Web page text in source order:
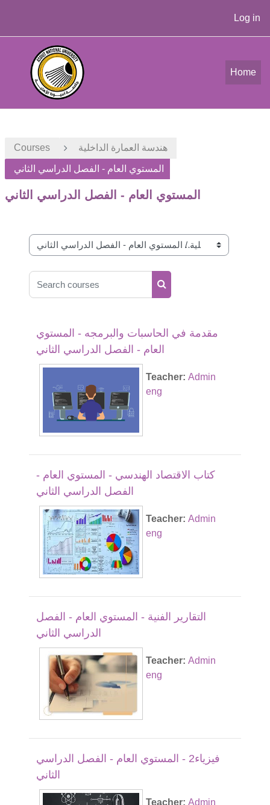
Log in
Home
Courses هندسة العمارة الداخلية
المستوي العام - الفصل الدراسي الثاني
المستوي العام - الفصل الدراسي الثاني
Course categories
Search courses
Search courses
مقدمة في الحاسبات والبرمجه - المستوي
العام - الفصل الدراسي الثاني
Teacher: Admin
eng
كتاب الاقتصاد الهندسي - المستوي العام -
الفصل الدراسي الثاني
Teacher: Admin
eng
التقارير الفنية - المستوي العام - الفصل
الدراسي الثاني
Teacher: Admin
eng
فيزياء2 - المستوي العام - الفصل الدراسي
الثاني
Teacher: Admin